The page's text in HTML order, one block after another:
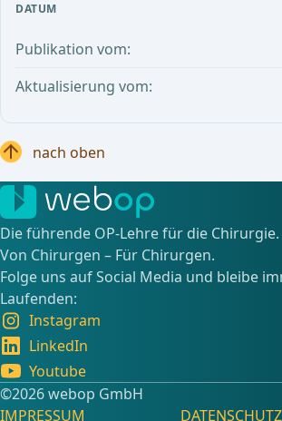
DATUM
Publikation vom:
Aktualisierung vom:
nach oben
Die führende OP-Lehre für die Chirurgie.
Von Chirurgen – Für Chirurgen.
Folge uns auf Social Media und bleibe
Laufenden:
Instagram
LinkedIn
Youtube
©️2026 webop GmbH
IMPRESSUM
DATENSCHUTZ